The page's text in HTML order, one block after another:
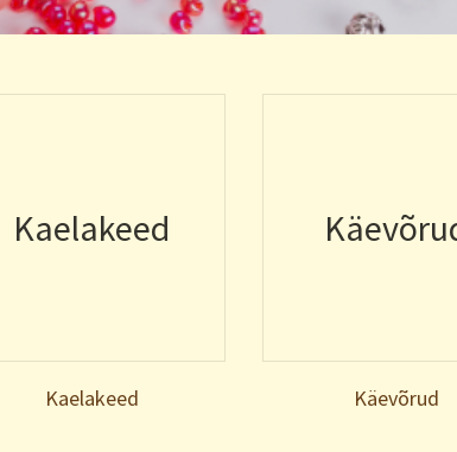
Kaelakeed
Kaelakeed Käevõrud